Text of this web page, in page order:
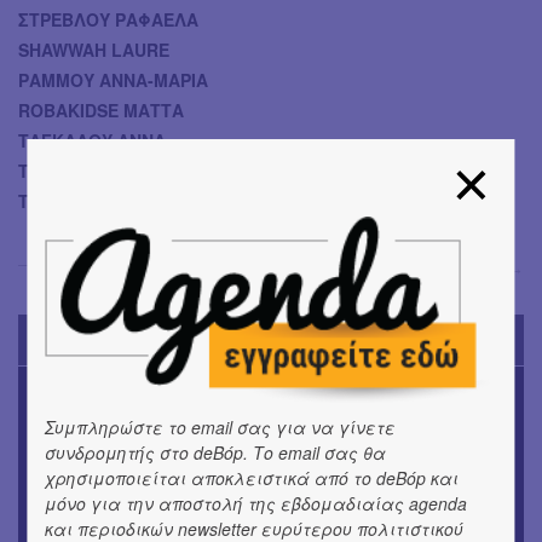
ΣΤΡΕΒΛΟΥ ΡΑΦΑΕΛΑ
SHAWWAH LAURE
ΡΑΜΜΟΥ ΑΝΝΑ-ΜΑΡΙΑ
ROBAKIDSE ΜΑΤΤΑ
ΤΑΓΚΑΛΟΥ ΑΝΝΑ
ΤΣΟΥΚΑΣ ΒΑΣΙΛΗΣ
ΤΣΟΥΡΗ ΕΡΙΔΑ
Αγγελίνα Σπανού
TODAY'S EVENTS
Το 6ο Kournos Music Festival στη Λήμνο
Κινηματογράφος με ελεύθερη είσοδο στη Δημοτική
Αγορά Κυψέλης
Συμπληρώστε το email σας για να γίνετε
συνδρομητής στο deBόp. Το email σας θα
χρησιμοποιείται αποκλειστικά από το deBόp και
μόνο για την αποστολή της εβδομαδιαίας agenda
και περιοδικών newsletter ευρύτερου πολιτιστικού